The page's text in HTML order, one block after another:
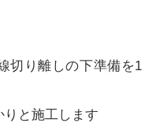
切り離しの下準備を1
と施工します